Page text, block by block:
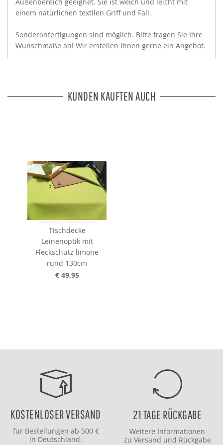
einem natürlichen textilen Griff und Fall.
Sonderanfertigungen sind möglich. Bitte fragen Sie Ihre
Wunschmaße an! Wir erstellen Ihnen gerne ein Angebot.
KUNDEN KAUFTEN AUCH
Tischdecke
Leinenoptik mit
Fleckschutz limone
rund 130cm
€ 49,95
KOSTENLOSER VERSAND
für Bestellungen ab 500 €
in Deutschland.
21 TAGE RÜCKGABE
Weitere Informationen
zu Versand und Rückgabe